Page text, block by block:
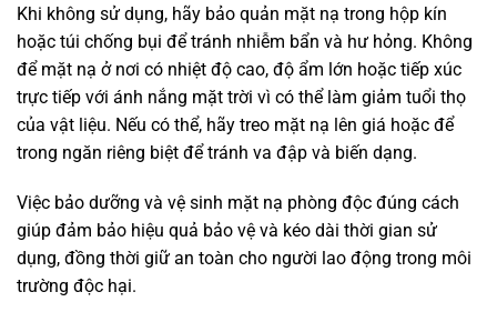
Khi không sử dụng, hãy bảo quản mặt nạ trong hộp kín
hoặc túi chống bụi để tránh nhiễm bẩn và hư hỏng. Không
để mặt nạ ở nơi có nhiệt độ cao, độ ẩm lớn hoặc tiếp xúc
trực tiếp với ánh nắng mặt trời vì có thể làm giảm tuổi thọ
của vật liệu. Nếu có thể, hãy treo mặt nạ lên giá hoặc để
trong ngăn riêng biệt để tránh va đập và biến dạng.
Việc bảo dưỡng và vệ sinh mặt nạ phòng độc đúng cách
giúp đảm bảo hiệu quả bảo vệ và kéo dài thời gian sử
dụng, đồng thời giữ an toàn cho người lao động trong môi
trường độc hại.